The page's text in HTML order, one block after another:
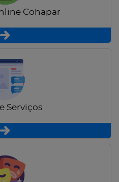
Cohapar
Serviços